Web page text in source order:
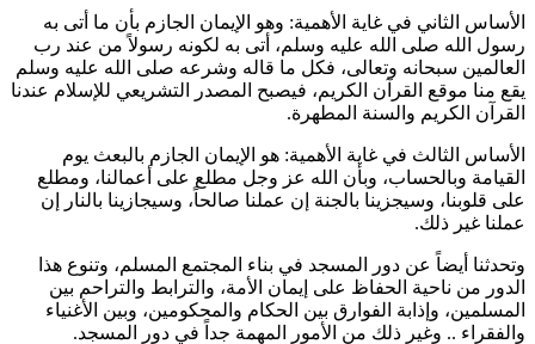
الأساس الثاني في غاية الأهمية: وهو الإيمان الجازم بأن ما أتى به
رسول الله صلى الله عليه وسلم، أتى به لكونه رسولاً من عند رب
العالمين سبحانه وتعالى، فكل ما قاله وشرعه صلى الله عليه وسلم
يقع منا موقع القرآن الكريم، فيصبح المصدر التشريعي للإسلام عندنا
القرآن الكريم والسنة المطهرة.
الأساس الثالث في غاية الأهمية: هو الإيمان الجازم بالبعث يوم
القيامة وبالحساب، وبأن الله عز وجل مطلع على أعمالنا، ومطلع
على قلوبنا، وسيجزينا بالجنة إن عملنا صالحاً، وسيجازينا بالنار إن
عملنا غير ذلك.
وتحدثنا أيضاً عن دور المسجد في بناء المجتمع المسلم، وتنوع هذا
الدور من ناحية الحفاظ على إيمان الأمة، والترابط والتراحم بين
المسلمين، وإذابة الفوارق بين الحكام والمحكومين، وبين الأغنياء
والفقراء .. وغير ذلك من الأمور المهمة جداً في دور المسجد.